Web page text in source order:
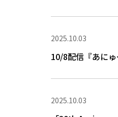
2025.10.03
10/8配信『あに
2025.10.03